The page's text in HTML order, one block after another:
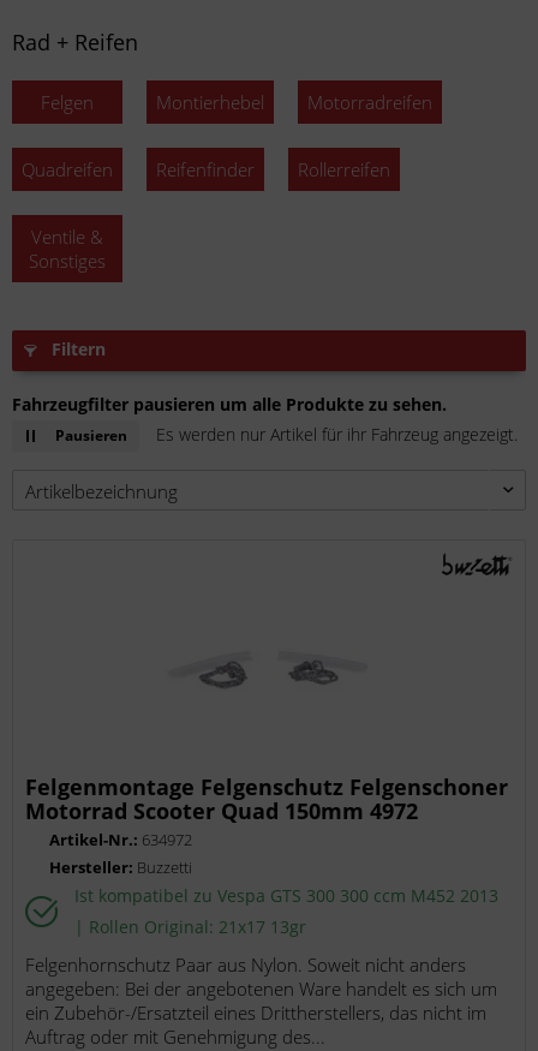
Rad + Reifen
Felgen Montierhebel Motorradreifen
Quadreifen Reifenfinder Rollerreifen
Ventile &
Sonstiges
Filtern
Fahrzeugfilter pausieren um alle Produkte zu sehen.
Pausieren Es werden nur Artikel für ihr Fahrzeug angezeigt.
Felgenmontage Felgenschutz Felgenschoner
Motorrad Scooter Quad 150mm 4972
Artikel-Nr.: 634972
Hersteller: Buzzetti
Ist kompatibel zu Vespa GTS 300 300 ccm M452 2013
| Rollen Original: 21x17 13gr
Felgenhornschutz Paar aus Nylon. Soweit nicht anders
angegeben: Bei der angebotenen Ware handelt es sich um
ein Zubehör-/Ersatzteil eines Drittherstellers, das nicht im
Auftrag oder mit Genehmigung des...